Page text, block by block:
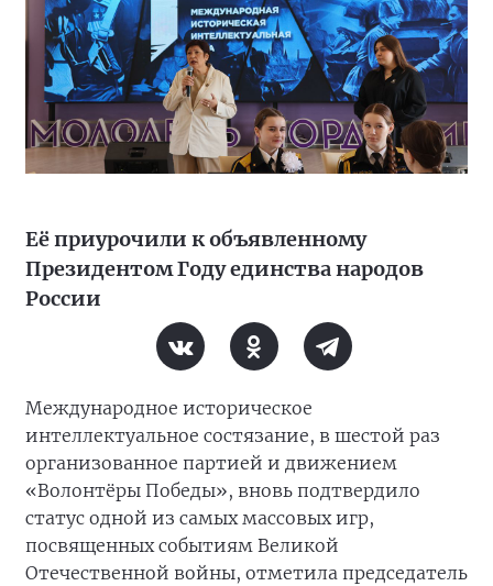
Её приурочили к объявленному
Президентом Году единства народов
России
Международное историческое
интеллектуальное состязание, в шестой раз
организованное партией и движением
«Волонтёры Победы», вновь подтвердило
статус одной из самых массовых игр,
посвященных событиям Великой
Отечественной войны, отметила председатель